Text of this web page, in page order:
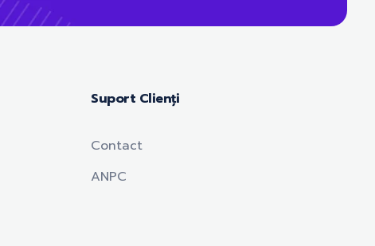
Suport Clienți
Contact
ANPC